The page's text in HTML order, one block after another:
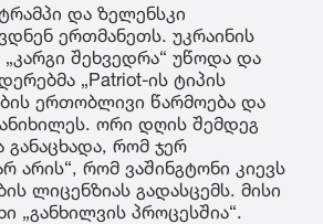
და ზელენსკი
ერთმანეთს. უკრაინის
შეხვედრა“ უწოდა და
„Patriot-ის ტიპის
ერთობლივი წარმოება და
ორი დღის შემდეგ
რომ ჯერ
არის“, რომ ვაშინგტონი კიევს
ლიცენზიას გადასცემს. მისი
„განხილვის პროცესშია“.